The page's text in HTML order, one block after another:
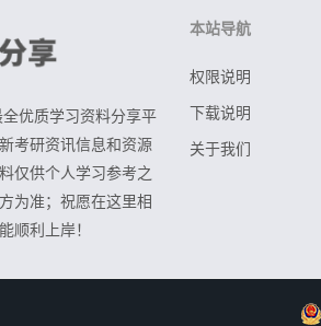
优质学习资料分享平
考研资讯信息和资源
仅供个人学习参考之
为准；祝愿在这里相
顺利上岸！
本站导航
权限说明
下载说明
关于我们